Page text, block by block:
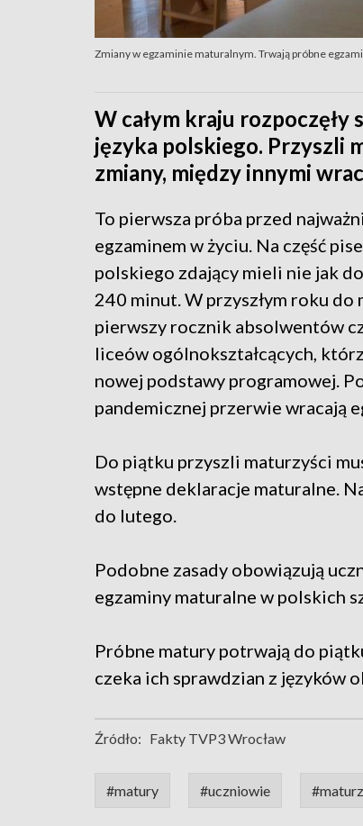
Zmiany w egzaminie maturalnym. Trwają próbne
W całym kraju rozpoczęły
języka polskiego. Przyszli
zmiany, między innymi
To pierwsza próba przed
egzaminem w życiu. Na część
polskiego zdający mieli nie jak
240 minut. W przyszłym roku do
pierwszy rocznik absolwentów
liceów ogólnokształcących,
nowej podstawy programowej.
pandemicznej przerwie wracają
Do piątku przyszli maturzyści
wstępne deklaracje maturalne.
do lutego.
Podobne zasady obowiązują
egzaminy maturalne w polskich
Próbne matury potrwają do
czeka ich sprawdzian z języków
Źródło: Fakty TVP3 Wrocław
#matury #uczniowie